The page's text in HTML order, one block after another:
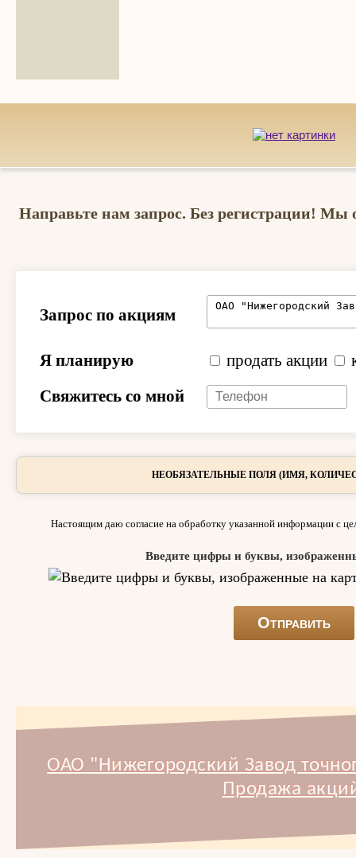
Направьте нам запрос. Без регистрации! Мы
Запрос по акциям
Я планирую продать акции
Свяжитесь со мной
НЕОБЯЗАТЕЛЬНЫЕ ПОЛЯ (ИМЯ,
Настоящим даю согласие на обработку указанной информации с
Введите цифры и буквы,
ОАО "Нижегородский Завод
Продажа